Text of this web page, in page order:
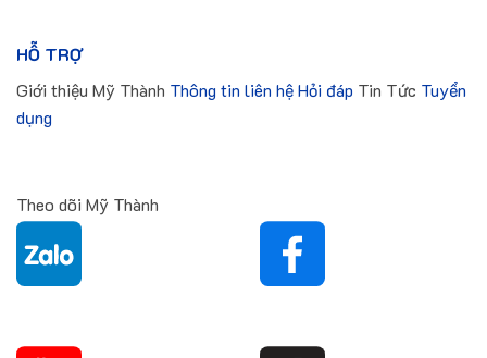
HỖ TRỢ
Giới thiệu Mỹ Thành Thông tin liên hệHỏi đáp Tin Tức Tuyển
dụng
Theo dõi Mỹ Thành